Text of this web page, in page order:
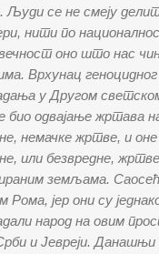
Људи се не смеју
нити по
оно што нас
Врхунац геноцидног
у Другом
био одвајање жртава
немачке жртве, и
или безвредне,
земљама.
Рома, јер они су
народ на овим
и Јевреји. Данашњи